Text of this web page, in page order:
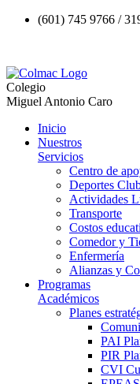
(601) 745 9766 /
Colegio
Miguel Antonio Caro
Inicio
Nuestros
Servicios
Centro de
Deportes
Actividades
Transporte
Costos
Comedor y
Enfermería
Alianzas y
Programas
Académicos
Planes
PAI
PIR
CVI